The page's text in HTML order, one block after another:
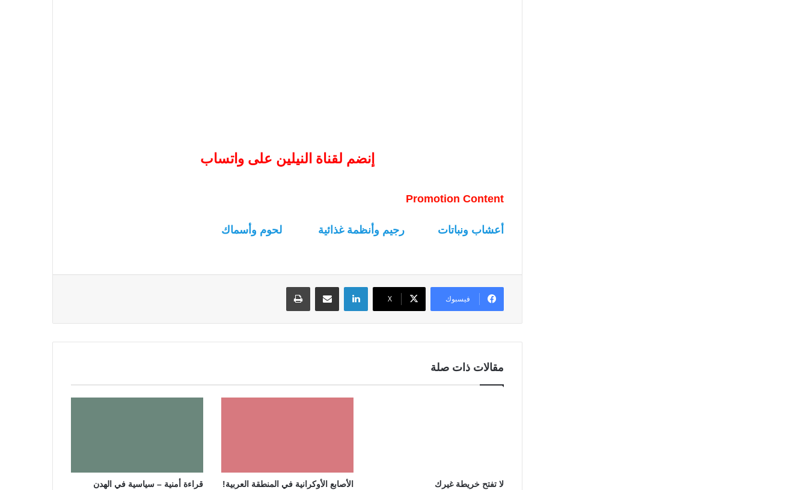
إنضم لقناة النيلين على واتساب
Promotion Content
أعشاب ونباتات رجيم وأنظمة غذائية لحوم وأسماك
فيسبوك ‫X
لينكدإن
مقالات ذات صلة
لا تفتح خريطة غيرك الأصابع الأوكرانية في المنطقة العربية! قراءة أمنية – سياسية في الهدن